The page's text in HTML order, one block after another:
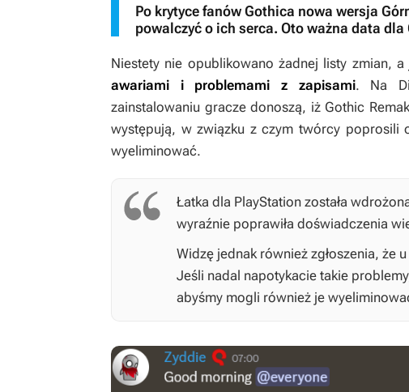
Po krytyce fanów Gothica nowa wersja
powalczyć o ich serca. Oto ważna data dla
Niestety nie opublikowano żadnej listy zmian, a
awariami i problemami z zapisami. Na
zainstalowaniu gracze donoszą, iż Gothic
występują, w związku z czym twórcy poprosili
wyeliminować.
Łatka dla PlayStation została
wyraźnie poprawiła doświadczenia
Widzę jednak również zgłoszenia, że
Jeśli nadal napotykacie takie
abyśmy mogli również je